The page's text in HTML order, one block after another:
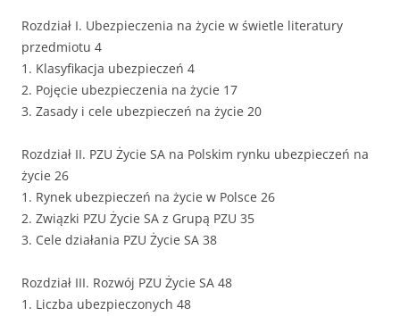
Rozdział I. Ubezpieczenia na życie w świetle literatury
przedmiotu 4
1. Klasyfikacja ubezpieczeń 4
2. Pojęcie ubezpieczenia na życie 17
3. Zasady i cele ubezpieczeń na życie 20
Rozdział II. PZU Życie SA na Polskim rynku ubezpieczeń na
życie 26
1. Rynek ubezpieczeń na życie w Polsce 26
2. Związki PZU Życie SA z Grupą PZU 35
3. Cele działania PZU Życie SA 38
Rozdział III. Rozwój PZU Życie SA 48
1. Liczba ubezpieczonych 48